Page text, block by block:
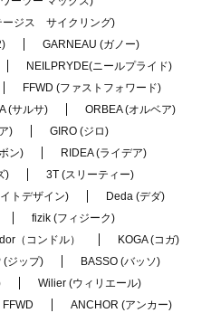
ージス サイクリング)
GARNEAU (ガノー)
NEILPRYDE(ニールプライド)
FFWD (ファストフォワード)
(サルサ)
ORBEA (オルベア)
)
GIRO (ジロ)
ン)
RIDEA (ライデア)
)
3T (スリーティー)
トデザイン)
Deda (デダ)
fizik (フィジーク)
（コンドル）
KOGA (コガ)
(ジップ)
BASSO (バッソ)
Wilier (ウィリエール)
FFWD
ANCHOR (アンカー)